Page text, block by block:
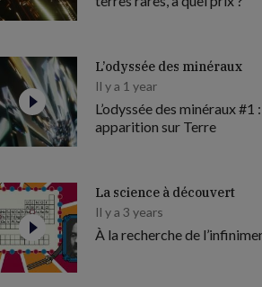
L’odyssée des minéraux
Il y a 1 year
L’odyssée des minéraux #1
apparition sur Terre
La science à découvert
Il y a 3 years
À la recherche de